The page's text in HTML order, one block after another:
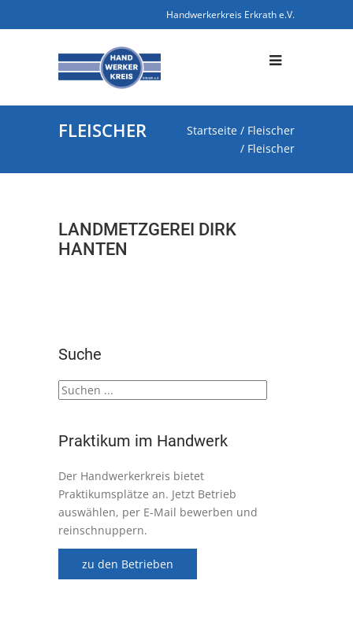
Handwerkerkreis Erkrath e.V.
FLEISCHER Startseite / Fleischer
/ Fleischer
LANDMETZGEREI DIRK
HANTEN
Suche
Praktikum im Handwerk
Der Handwerkerkreis bietet
Praktikumsplätze an. Jetzt Betrieb
auswählen, per E-Mail bewerben und
reinschnuppern.
zu den Betrieben